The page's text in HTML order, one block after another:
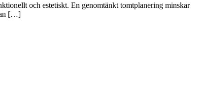
och estetiskt. En genomtänkt tomtplanering minskar
[…]